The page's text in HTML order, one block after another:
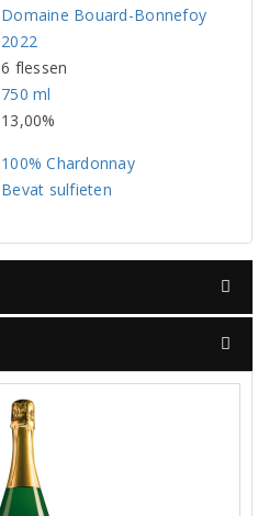
Domaine Bouard-Bonnefoy
2022
6 flessen
750 ml
13,00%
100% Chardonnay
Bevat sulfieten